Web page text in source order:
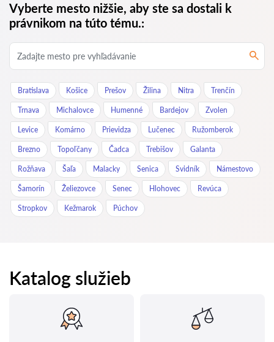
Vyberte mesto nižšie, aby ste sa dostali k
právnikom na túto tému.:
Bratislava Košice Prešov Žilina Nitra Trenčín
Trnava Michalovce Humenné Bardejov Zvolen
Levice Komárno Prievidza Lučenec Ružomberok
Brezno Topoľčany Čadca Trebišov Galanta
Rožňava Šaľa Malacky Senica Svidník Námestovo
Šamorín Želiezovce Senec Hlohovec Revúca
Stropkov Kežmarok Púchov
Katalog služieb